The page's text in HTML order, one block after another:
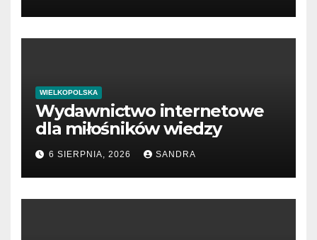
WIELKOPOLSKA
Wydawnictwo internetowe
dla miłośników wiedzy
6 SIERPNIA, 2026 SANDRA